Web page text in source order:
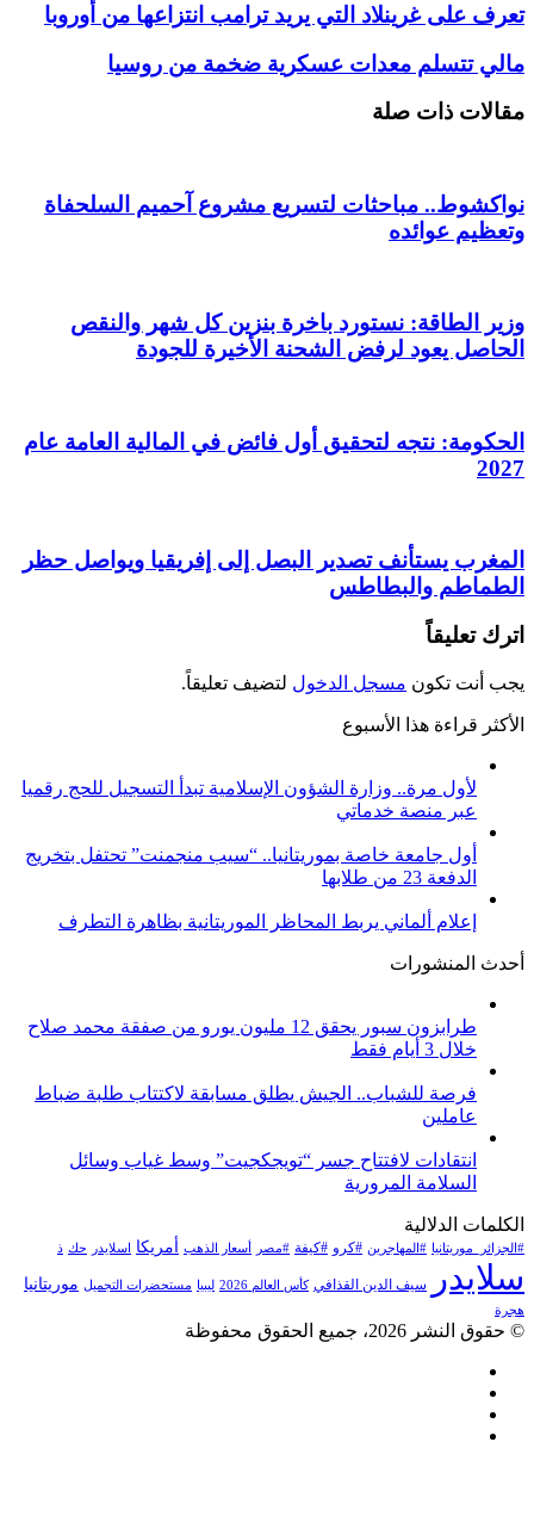
تعرف على غرينلاد التي يريد ترامب انتزاعها من أوروبا
مالي تتسلم معدات عسكرية ضخمة من روسيا
مقالات ذات صلة
نواكشوط.. مباحثات لتسريع مشروع آحميم السلحفاة
وتعظيم عوائده
وزير الطاقة: نستورد باخرة بنزين كل شهر والنقص
الحاصل يعود لرفض الشحنة الأخيرة للجودة
الحكومة: نتجه لتحقيق أول فائض في المالية العامة عام
2027
المغرب يستأنف تصدير البصل إلى إفريقيا ويواصل حظر
الطماطم والبطاطس
اترك تعليقاً
يجب أنت تكون مسجل الدخول لتضيف تعليقاً.
الأكثر قراءة هذا الأسبوع
لأول مرة.. وزارة الشؤون الإسلامية تبدأ التسجيل للحج رقميا
عبر منصة خدماتي
أول جامعة خاصة بموريتانيا.. “سيب منجمنت” تحتفل بتخريج
الدفعة 23 من طلابها
إعلام ألماني يربط المحاظر الموريتانية بظاهرة التطرف
أحدث المنشورات
طرابزون سبور يحقق 12 مليون يورو من صفقة محمد صلاح
خلال 3 أيام فقط
فرصة للشباب.. الجيش يطلق مسابقة لاكتتاب طلبة ضباط
عاملين
انتقادات لافتتاح جسر “تويجكجيت” وسط غياب وسائل
السلامة المرورية
الكلمات الدلالية
#الجزائر_موريتانيا #المهاجرين #كرو #كيفة #مصر أسعار الذهب أمريكا اسلايدر حك ذ
سلايدر سيف الدين القذافي كأس العالم 2026 ليبيا مستحضرات التجميل موريتانيا
هجرة
© حقوق النشر 2026، جميع الحقوق محفوظة